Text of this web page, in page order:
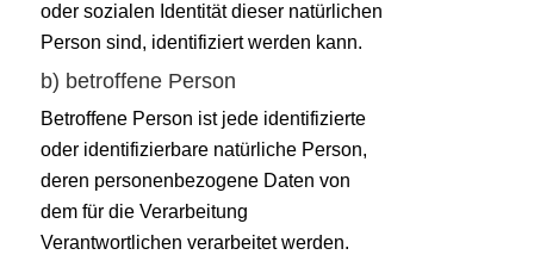
oder sozialen Identität dieser natürlichen
Person sind, identifiziert werden kann.
b) betroffene Person
Betroffene Person ist jede identifizierte
oder identifizierbare natürliche Person,
deren personenbezogene Daten von
dem für die Verarbeitung
Verantwortlichen verarbeitet werden.